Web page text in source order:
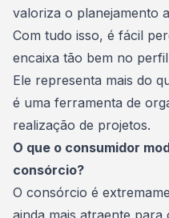
valoriza o planejamento
Com tudo isso, é fácil
encaixa tão bem no
Ele representa mais do
é uma ferramenta de
realização de projetos.
O que o consumidor
consórcio?
O consórcio é
ainda mais atraente